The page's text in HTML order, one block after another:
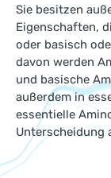
Sie besitzen
Eigenschaften,
oder basisch
davon werden
und basische
außerdem in
essentielle
Unterscheidung